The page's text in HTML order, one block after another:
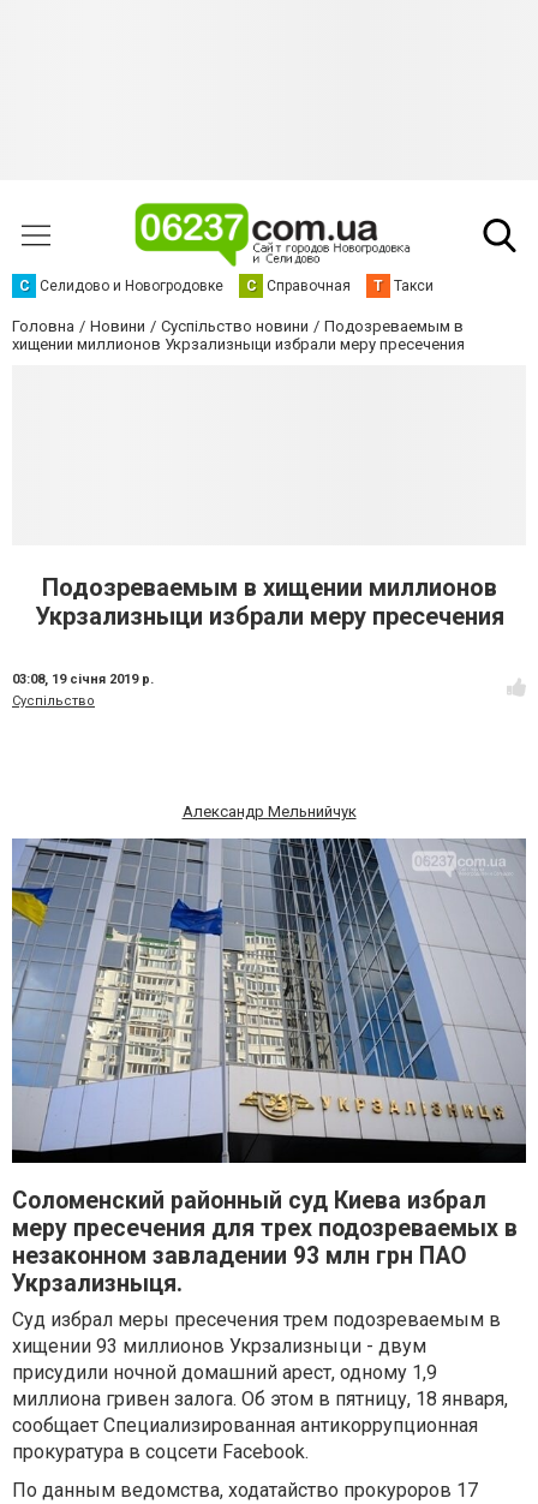
С Селидово и Новогродовке С Справочная Т Такси
Головна Новини Суспільство новини
Подозреваемым в
хищении миллионов Укрзализныци избрали меру пресечения
Подозреваемым в хищении миллионов
Укрзализныци избрали меру пресечения
03:08, 19 січня 2019 р.
Суспільство
Александр Мельнийчук
Соломенский районный суд Киева избрал
меру пресечения для трех подозреваемых в
незаконном завладении 93 млн грн ПАО
Укрзализныця.
Суд избрал меры пресечения трем подозреваемым в
хищении 93 миллионов Укрзализныци - двум
присудили ночной домашний арест, одному 1,9
миллиона гривен залога. Об этом в пятницу, 18 января,
сообщает Специализированная антикоррупционная
прокуратура в соцсети Facebook.
По данным ведомства, ходатайство прокуроров 17